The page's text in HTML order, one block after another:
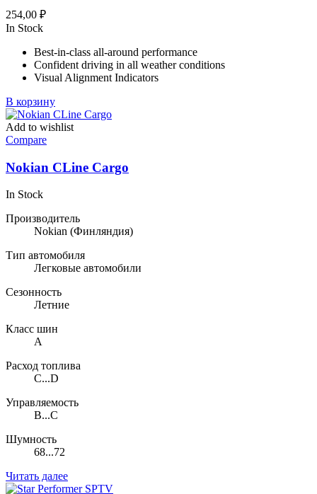
254,00 ₽
In Stock
Best-in-class all-around performance
Confident driving in all weather conditions
Visual Alignment Indicators
В корзину
Add to wishlist
Compare
Nokian CLine Cargo
In Stock
Производитель
Nokian (Финляндия)
Тип автомобиля
Легковые автомобили
Сезонность
Летние
Класс шин
A
Расход топлива
C...D
Управляемость
B...C
Шумность
68...72
Читать далее